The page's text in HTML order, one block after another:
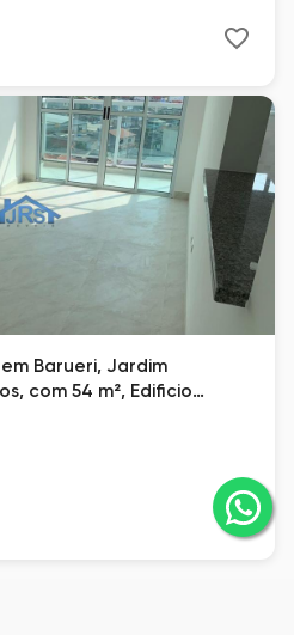
Barueri, Jardim
com 54 m², Edificio